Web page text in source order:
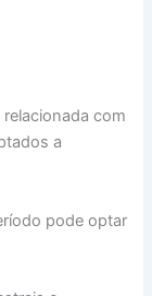
com
a
pode optar